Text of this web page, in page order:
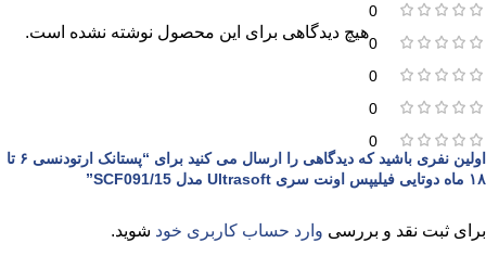
0
0
0
0
0
هیچ دیدگاهی برای این محصول نوشته نشده است.
اولین نفری باشید که دیدگاهی را ارسال می کنید برای “پستانک ارتودنسی ۶ تا
۱۸ ماه دوتایی فیلیپس اونت سری Ultrasoft مدل SCF091/15”
برای ثبت نقد و بررسی وارد حساب کاربری خود شوید.